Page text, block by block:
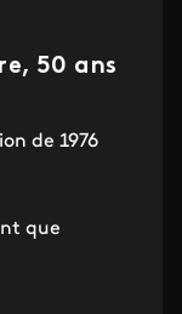
50 ans
de 1976
que